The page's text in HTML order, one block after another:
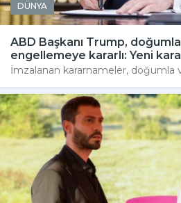
DÜNYA
ABD Başkanı Trump, doğumla
engellemeye kararlı: Yeni
İmzalanan kararnameler, doğumla